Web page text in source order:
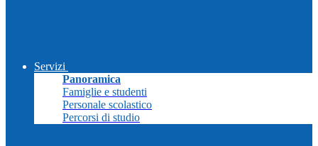
Servizi
Panoramica
Famiglie e studenti
Personale scolastico
Percorsi di studio